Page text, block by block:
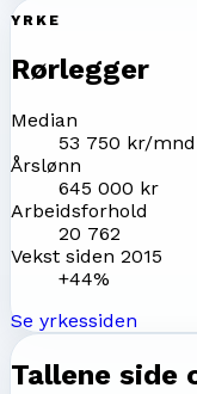
YRKE
Rørlegger
Median
53 750 kr/mnd
Årslønn
645 000 kr
Arbeidsforhold
20 762
Vekst siden 2015
+44%
Se yrkessiden
Tallene side